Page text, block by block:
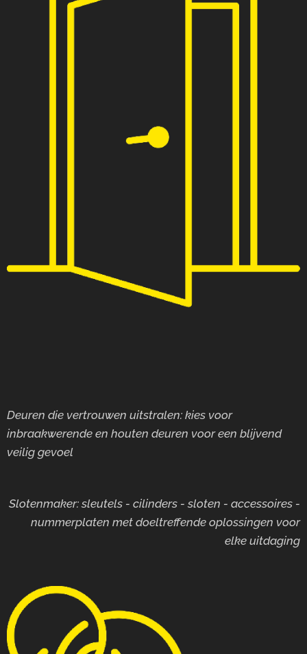
Deuren die vertrouwen uitstralen: kies voor
inbraakwerende en houten deuren vooreen blijvend
veilig gevoel
Slotenmaker: sleutels - cilinders - sloten - accessoires -
nummerplaten met doeltreffende oplossingen voor
elke uitdaging